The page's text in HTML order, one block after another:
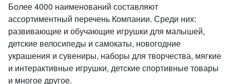
Более 4000 наименований составляют
ассортиментный перечень Компании. Среди них:
развивающие и обучающие игрушки для малышей,
детские велосипеды и самокаты, новогодние
украшения и сувениры, наборы для творчества, мягкие
и интерактивные игрушки, детские спортивные товары
и многое другое.